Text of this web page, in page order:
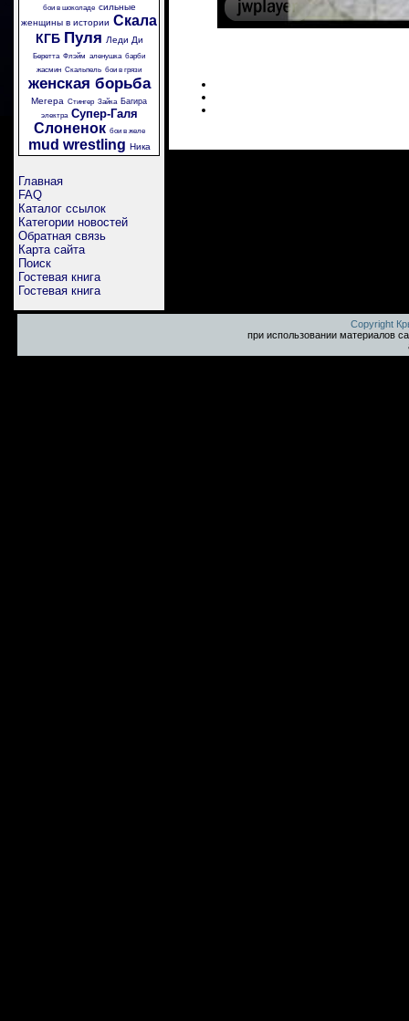
бои в шоколаде сильные
женщины в истории Скала
КГБ Пуля Леди Ди
Беретта Флэйм аленушка барби
жасмин Скальпель бои в грязи
женская борьба
Мегера Стингер Зайка Багира
электра Супер-Галя
Слоненок бои в желе
mud wrestling Ника
Главная
FAQ
Каталог ссылок
Категории новостей
Обратная связь
Карта сайта
Поиск
Гостевая книга
Гостевая книга
Copyright
при использовании материалов